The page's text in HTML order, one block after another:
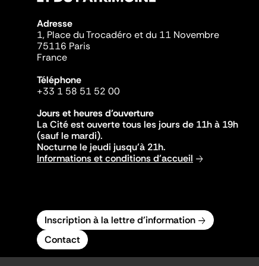
Adresse
1, Place du Trocadéro et du 11 Novembre
75116 Paris
France
Téléphone
+33 1 58 51 52 00
Jours et heures d'ouverture
La Cité est ouverte tous les jours de 11h à 19h
(sauf le mardi).
Nocturne le jeudi jusqu'à 21h.
Informations et conditions d'accueil
Inscription à la lettre d'information
Contact